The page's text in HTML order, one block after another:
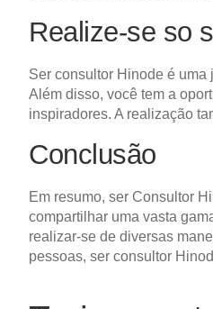
Realize-se so
Ser consultor Hinode é
Além disso, você tem a
inspiradores. A realização
Conclusão
Em resumo, ser Consultor
compartilhar uma vasta
realizar-se de diversas
pessoas, ser consultor